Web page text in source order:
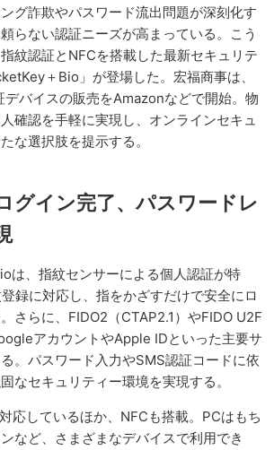
グ詐欺やパスワード流出問題が深刻化す
らない認証ニーズが高まっている。こう
紋認証とNFCを搭載した最新セキュリテ
＋Bio」が登場した。宏福商事は、
デバイスの販売をAmazonなどで開始。物
確認を手軽に実現し、オンラインセキュ
な選択肢を提示する。
グイン完了、パスワードレ
は、指紋センサーによる個人認証が特
録に対応し、指をかざすだけで安全にロ
さらに、FIDO2（CTAP2.1）やFIDO U2F
アカウントやApple IDといった主要サ
。パスワード入力やSMS認証コードに依
なセキュリティー環境を実現する。
応しているほか、NFCも搭載。PCはもち
など、さまざまなデバイスで利用でき